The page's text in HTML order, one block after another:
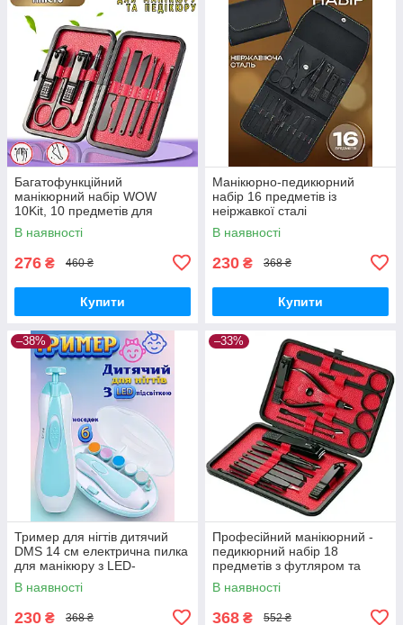
Багатофункційний
манікюрний набір WOW
10Kit, 10 предметів для
манікюру та педикюру в чохлі
В наявності
276 ₴ 460 ₴
Купити
Манікюрно-педикюрний
набір 16 предметів із
неіржавкої сталі
подарунковий Чорний
В наявності
230 ₴ 368 ₴
Купити
–38%
Тример для нігтів дитячий
DMS 14 см електрична пилка
для манікюру з LED-
підсвіткою Блакитний
В наявності
230 ₴ 368 ₴
–33%
Професійний манікюрний -
педикюрний набір 18
предметів з футляром та
ножицями
В наявності
368 ₴ 552 ₴